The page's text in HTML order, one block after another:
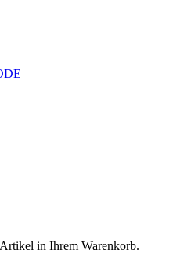
in Ihrem Warenkorb.